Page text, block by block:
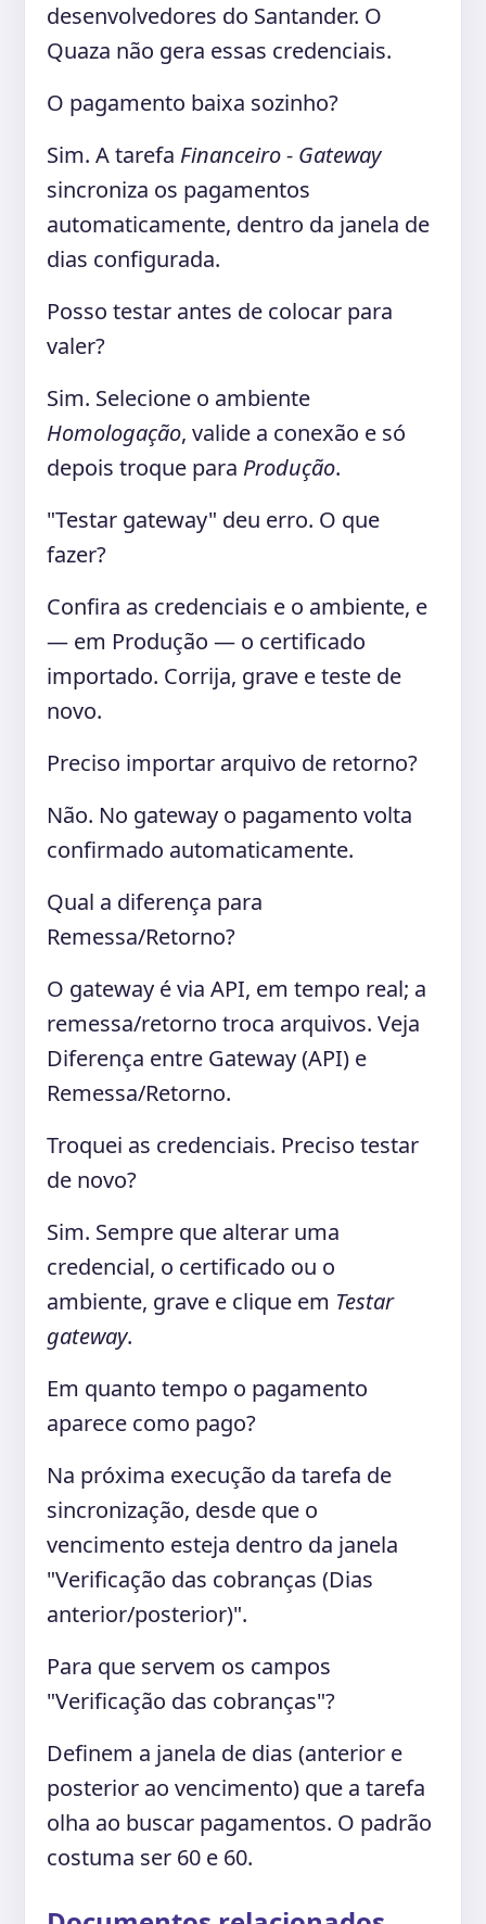
desenvolvedores do Santander. O
Quaza não gera essas credenciais.
O pagamento baixa sozinho?
Sim. A tarefa Financeiro - Gateway
sincroniza os pagamentos
automaticamente, dentro da janela de
dias configurada.
Posso testar antes de colocar para
valer?
Sim. Selecione o ambiente
Homologação, valide a conexão e só
depois troque para Produção.
"Testar gateway" deu erro. O que
fazer?
Confira as credenciais e o ambiente, e
— em Produção — o certificado
importado. Corrija, grave e teste de
novo.
Preciso importar arquivo de retorno?
Não. No gateway o pagamento volta
confirmado automaticamente.
Qual a diferença para
Remessa/Retorno?
O gateway é via API, em tempo real; a
remessa/retorno troca arquivos. Veja
Diferença entre Gateway (API) e
Remessa/Retorno.
Troquei as credenciais. Preciso testar
de novo?
Sim. Sempre que alterar uma
credencial, o certificado ou o
ambiente, grave e clique em Testar
gateway.
Em quanto tempo o pagamento
aparece como pago?
Na próxima execução da tarefa de
sincronização, desde que o
vencimento esteja dentro da janela
"Verificação das cobranças (Dias
anterior/posterior)".
Para que servem os campos
"Verificação das cobranças"?
Definem a janela de dias (anterior e
posterior ao vencimento) que a tarefa
olha ao buscar pagamentos. O padrão
costuma ser 60 e 60.